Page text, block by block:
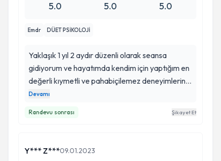
5.0 5.0 5.0
Emdr DÜET PSİKOLOJİ
Yaklaşık 1 yıl 2 aydır düzenli olarak seansa
gidiyorum ve hayatımda kendim için yaptığım en
değerli kıymetli ve pahabiçilemez deneyimlerini
yaşıyorum. “Ben” i yaratma sürecimdeki sanrı ve
Devamı
Randevu sonrası Şikayet Et
Y*** Z***09.01.2023